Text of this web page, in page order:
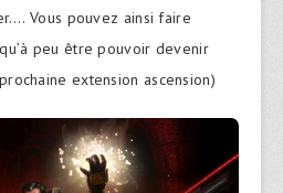
Vous pouvez ainsi faire
peu être pouvoir devenir
extension ascension)